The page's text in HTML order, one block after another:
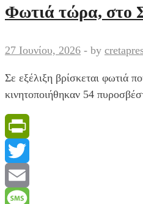
έβαλες,
αστέρι
Το
σπαρακτικό
συζύγου
της
36χρονης
που
πέθανε
Φωτιά τώρα, στο
27 Ιουνίου, 2026 - by
Σε εξέλιξη βρίσκεται φωτιά
κινητοποιήθηκαν 54
PrintFriendly
Twitter
Email